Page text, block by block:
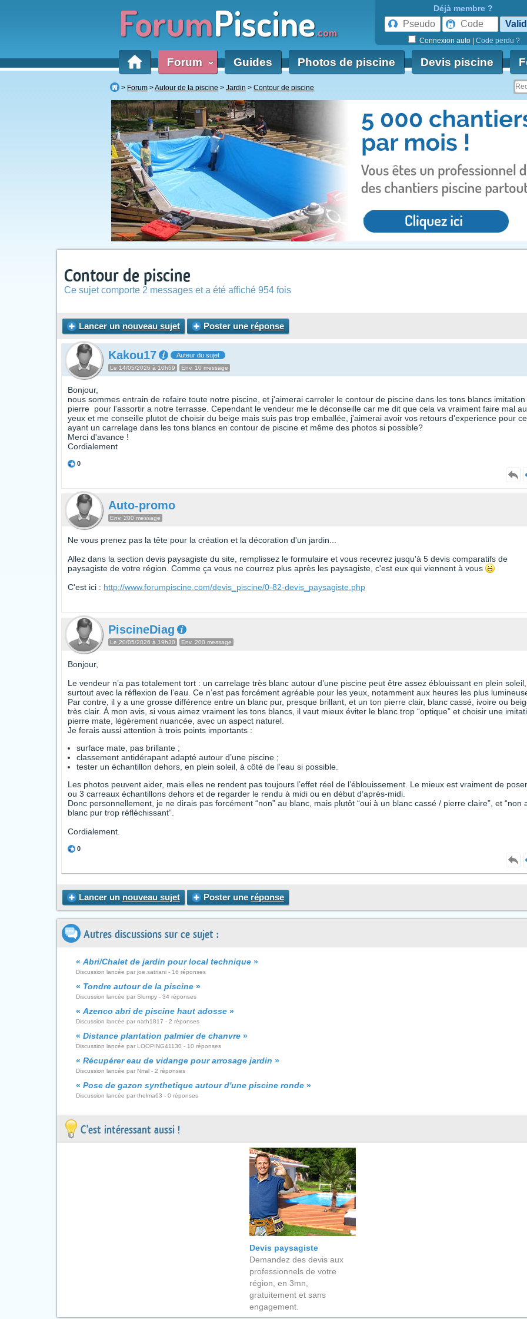
ForumPiscine.com
Déjà membre ?
Connexion auto Code perdu ?
Forum ‹ Guides Photos de piscine Devis piscine
Forum Autour de la piscine Jardin Contour de piscine
Contour de piscine
Ce sujet comporte 2 messages et a été affiché 954 fois
Lancer un nouveau sujet Poster une réponse
Kakou17 Auteur du sujet
Le 14/05/2026 à 10h59 Env. 10 message
Bonjour,
nous sommes entrain de refaire toute notre piscine, et j'aimerai carreler le contour de piscine dans les tons blancs imitation
pierre pour l'assortir a notre terrasse. Cependant le vendeur me le déconseille car me dit que cela va vraiment faire mal
yeux et me conseille plutot de choisir du beige mais suis pas trop emballée, j'aimerai avoir vos retours d'experience pour
ayant un carrelage dans les tons blancs en contour de piscine et même des photos si possible?
Merci d'avance !
Cordialement
0
Auto-promo
Env. 200 message
Ne vous prenez pas la tête pour la création et la décoration d'un jardin...
Allez dans la section devis paysagiste du site, remplissez le formulaire et vous recevrez jusqu'à 5 devis comparatifs de
paysagiste de votre région. Comme ça vous ne courrez plus après les paysagiste, c'est eux qui viennent à vous
C'est ici : http://www.forumpiscine.com/devis_piscine/0-82-devis_paysagiste.php
PiscineDiag
Le 20/05/2026 à 19h30 Env. 200 message
Bonjour,
Le vendeur n’a pas totalement tort : un carrelage très blanc autour d’une piscine peut être assez éblouissant en plein soleil,
surtout avec la réflexion de l’eau. Ce n’est pas forcément agréable pour les yeux, notamment aux heures les plus
Par contre, il y a une grosse différence entre un blanc pur, presque brillant, et un ton pierre clair, blanc cassé, ivoire ou
très clair. À mon avis, si vous aimez vraiment les tons blancs, il vaut mieux éviter le blanc trop “optique” et choisir une
pierre mate, légèrement nuancée, avec un aspect naturel.
Je ferais aussi attention à trois points importants :
surface mate, pas brillante ;
classement antidérapant adapté autour d’une piscine ;
tester un échantillon dehors, en plein soleil, à côté de l’eau si possible.
Les photos peuvent aider, mais elles ne rendent pas toujours l’effet réel de l’éblouissement. Le mieux est vraiment de
ou 3 carreaux échantillons dehors et de regarder le rendu à midi ou en début d’après-midi.
Donc personnellement, je ne dirais pas forcément “non” au blanc, mais plutôt “oui à un blanc cassé / pierre claire”, et “non
blanc pur trop réfléchissant”.
Cordialement.
0
Lancer un nouveau sujet Poster une réponse
Autres discussions sur ce sujet :
« Abri/Chalet de jardin pour local technique »
Discussion lancée par joe.satriani - 16 réponses
« Tondre autour de la piscine »
Discussion lancée par Slumpy - 34 réponses
« Azenco abri de piscine haut adosse »
Discussion lancée par nath1817 - 2 réponses
« Distance plantation palmier de chanvre »
Discussion lancée par LOOPING41130 - 10 réponses
« Récupérer eau de vidange pour arrosage jardin »
Discussion lancée par Nrral - 2 réponses
« Pose de gazon synthetique autour d'une piscine ronde »
Discussion lancée par thelma63 - 0 réponses
C'est intéressant aussi !
Devis paysagiste
Demandez des devis aux
professionnels de votre
région, en 3mn,
gratuitement et sans
engagement.